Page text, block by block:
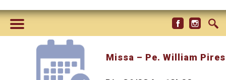
Missa – Pe. William Pires